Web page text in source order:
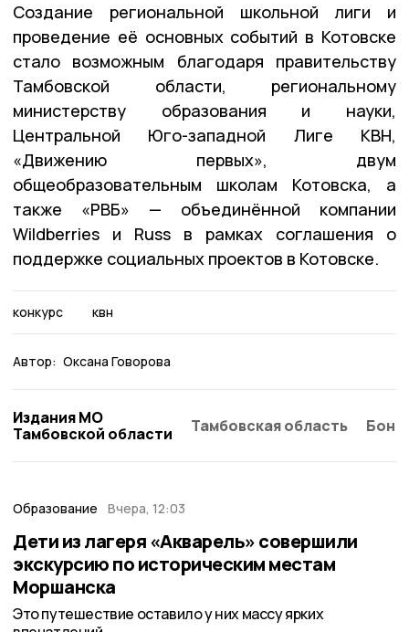
Создание региональной школьной лиги и
проведение её основных событий в Котовске
стало возможным благодаря правительству
Тамбовской области, региональному
министерству образования и науки,
Центральной Юго-западной Лиге КВН,
«Движению первых», двум
общеобразовательным школам Котовска, а
также «РВБ» — объединённой компании
Wildberries и Russ в рамках соглашения о
поддержке социальных проектов в Котовске.
конкурс квн
Автор: Оксана Говорова
Издания МО
Тамбовской области
Тамбовская область
Образование Вчера, 12:03
Дети из лагеря «Акварель» совершили
экскурсию по историческим местам
Моршанска
Это путешествие оставило у них массу ярких